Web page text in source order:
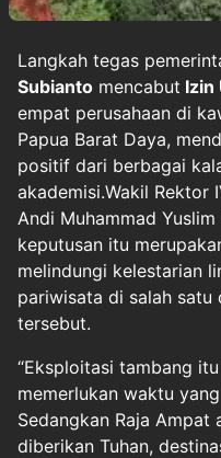
Langkah tegas
Subianto mencabut Izin
empat perusahaan di
Papua Barat Daya,
positif dari berbagai
akademisi.Wakil Rektor
Andi Muhammad
keputusan itu
melindungi kelestarian
pariwisata di salah satu
tersebut.
“Eksploitasi tambang
memerlukan waktu
Sedangkan Raja Ampat
diberikan Tuhan,